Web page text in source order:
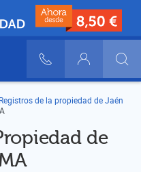
900 10 30 20
Login
Registros de la propiedad de Jaén
de